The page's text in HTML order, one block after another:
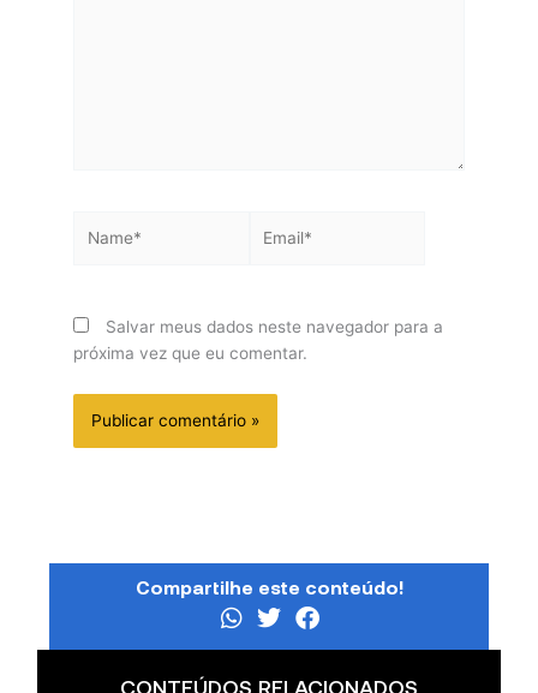
Salvar meus dados neste navegador para a
próxima vez que eu comentar.
Compartilhe este conteúdo!
CONTEÚDOS RELACIONADOS